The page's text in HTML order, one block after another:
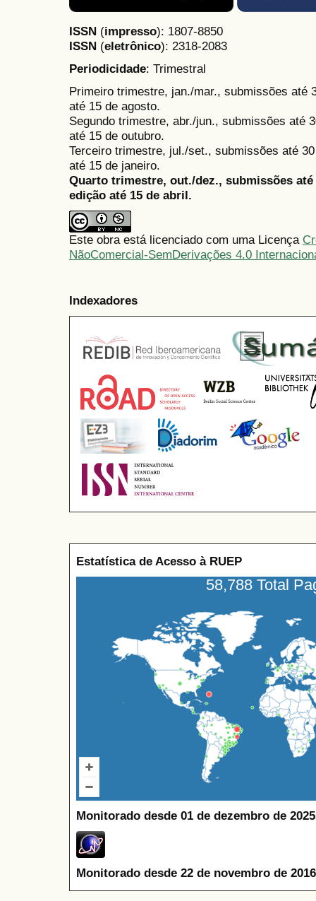
ISSN (impresso): 1807-8850
ISSN (eletrônico): 2318-2083
Periodicidade: Trimestral
Primeiro trimestre, jan./mar., submissões até
até 15 de agosto.
Segundo trimestre, abr./jun., submissões até
até 15 de outubro.
Terceiro trimestre, jul./set., submissões até
até 15 de janeiro.
Quarto trimestre, out./dez., submissões
edição até 15 de abril.
Este obra está licenciado com uma Licença
NãoComercial-SemDerivações 4.0
Indexadores
Estatística de Acesso à RUEP
58,788 Total
Monitorado desde 01 de dezembro de
Monitorado desde 22 de novembro de